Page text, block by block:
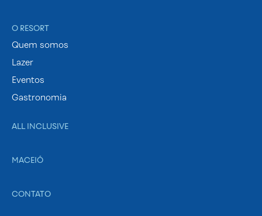
O RESORT
Quem somos
Lazer
Eventos
Gastronomia
ALL INCLUSIVE
MACEIÓ
CONTATO